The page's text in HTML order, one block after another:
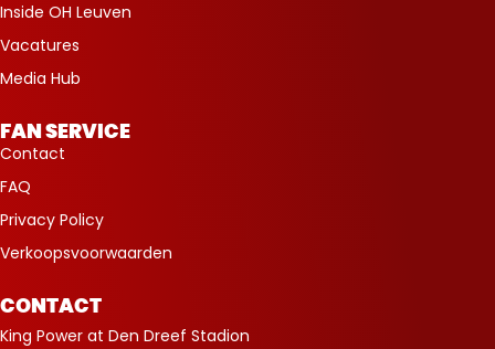
Inside OH Leuven
Vacatures
Media Hub
FAN SERVICE
Contact
FAQ
Privacy Policy
Verkoopsvoorwaarden
CONTACT
King Power at Den Dreef Stadion